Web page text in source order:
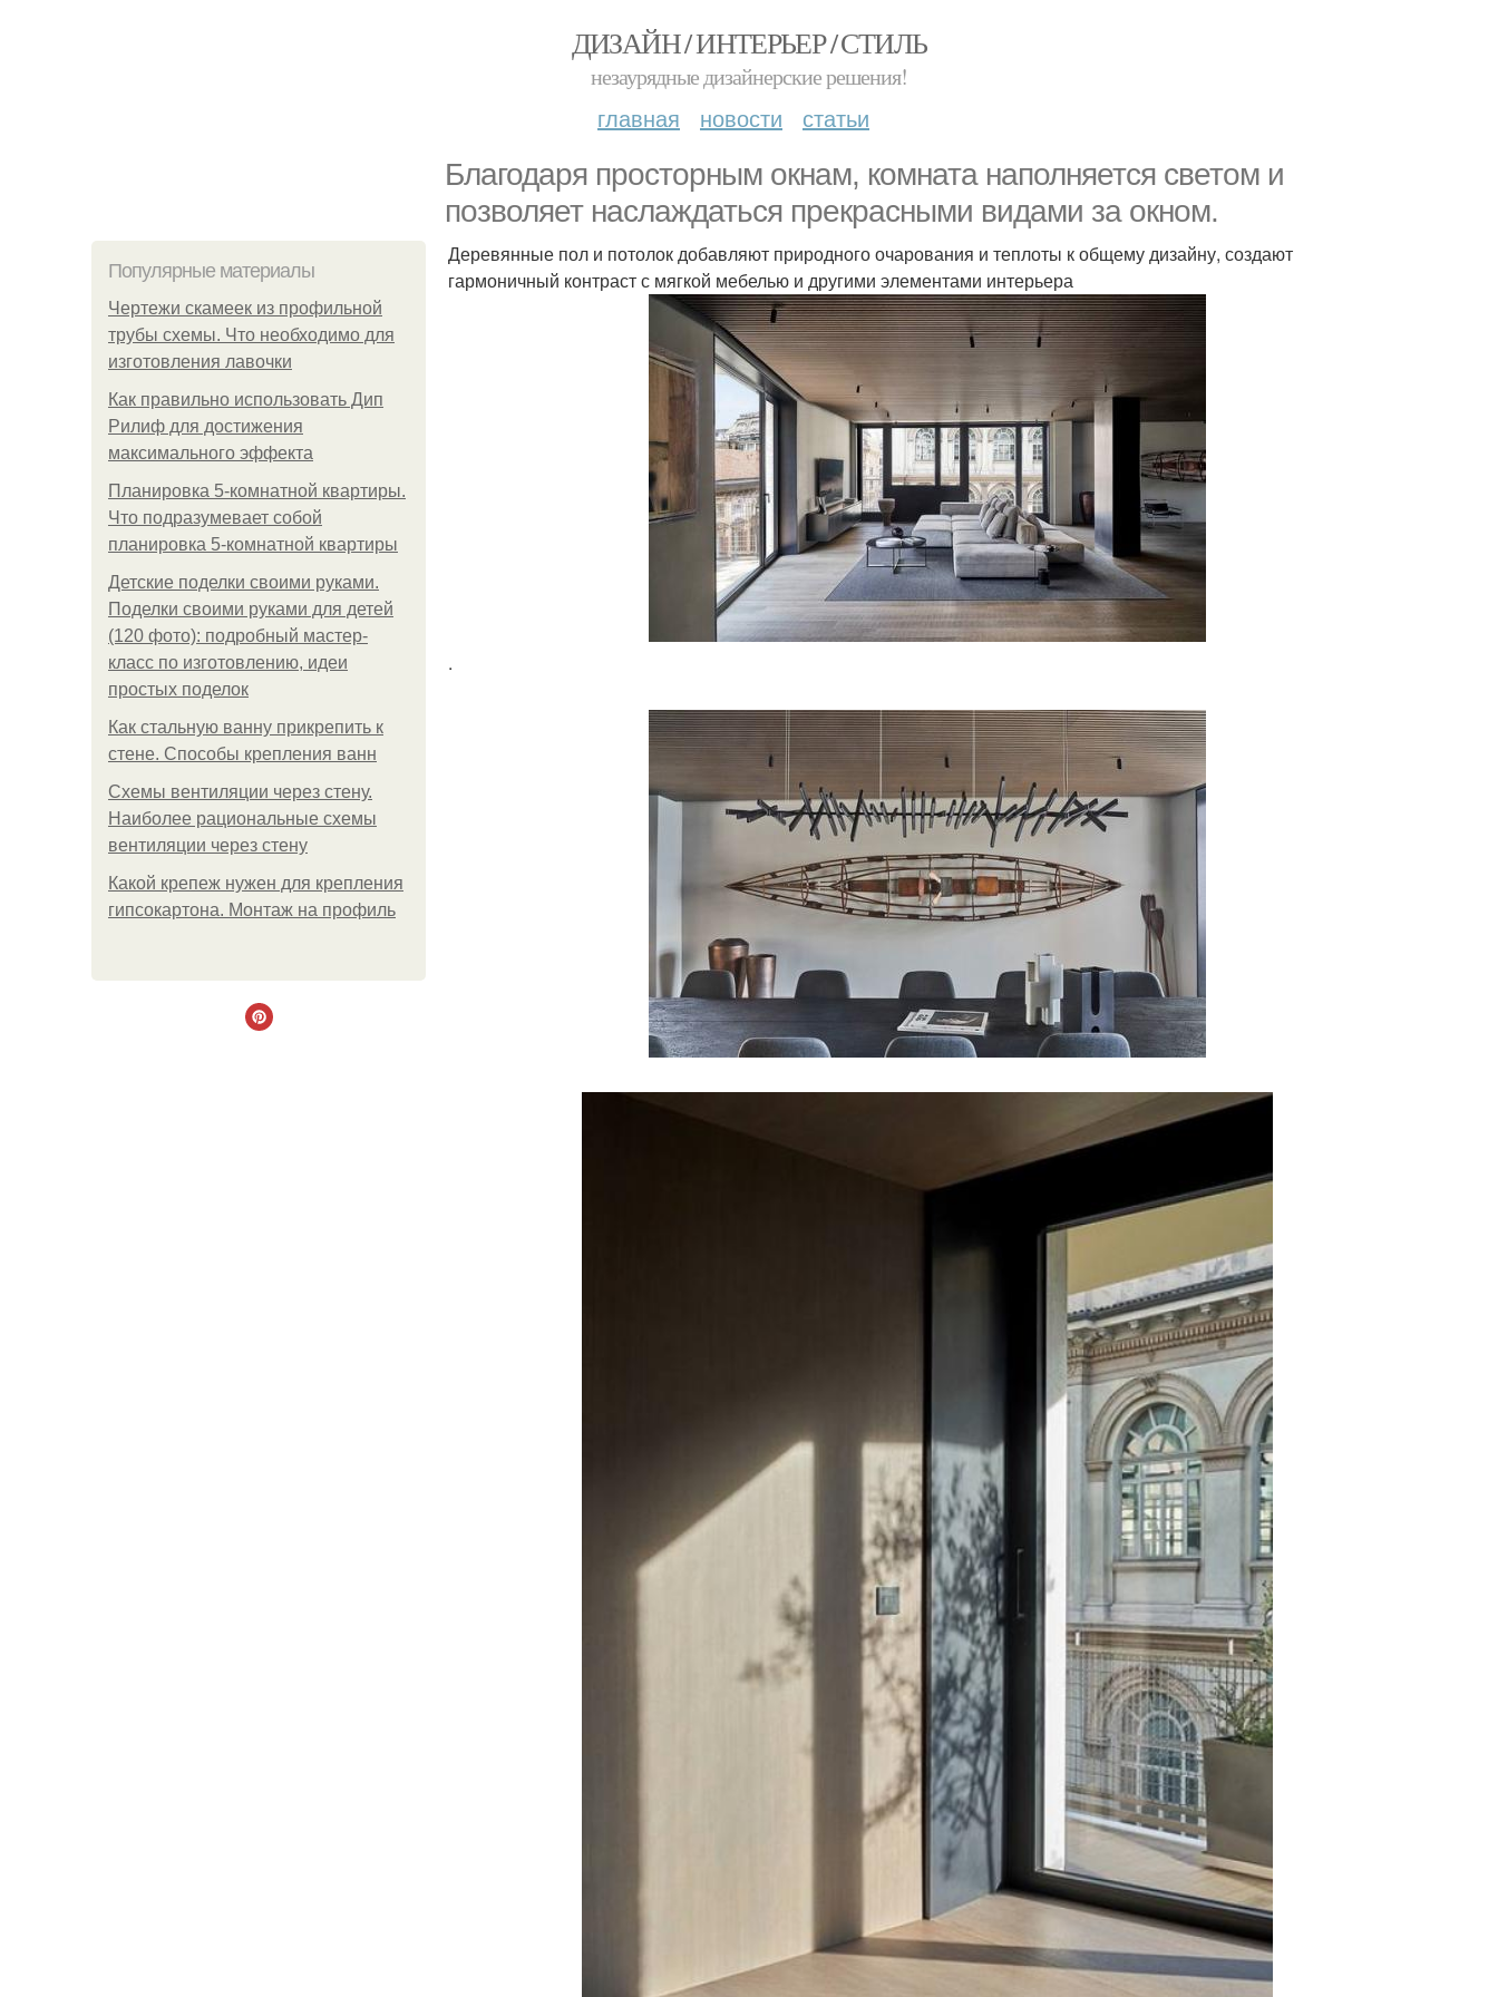
ДИЗАЙН / ИНТЕРЬЕР / СТИЛЬ
незаурядные дизайнерские решения!
главная новости статьи
Благодаря просторным окнам, комната наполняется светом и
позволяет наслаждаться прекрасными видами за окном.
Популярные материалы
Чертежи скамеек из профильной
трубы схемы. Что необходимо для
изготовления лавочки
Как правильно использовать Дип
Рилиф для достижения
максимального эффекта
Планировка 5-комнатной квартиры.
Что подразумевает собой
планировка 5-комнатной квартиры
Детские поделки своими руками.
Поделки своими руками для детей
(120 фото): подробный мастер-
класс по изготовлению, идеи
простых поделок
Как стальную ванну прикрепить к
стене. Способы крепления ванн
Схемы вентиляции через стену.
Наиболее рациональные схемы
вентиляции через стену
Какой крепеж нужен для крепления
гипсокартона. Монтаж на профиль
Деревянные пол и потолок добавляют природного очарования и теплоты к общему дизайну, создают
гармоничный контраст с мягкой мебелью и другими элементами интерьера
.